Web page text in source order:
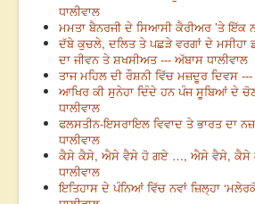
ਧਾਲੀਵਾਲ
ਮਮਤਾ ਬੈਨਰਜੀ ਦੇ ਸਿਆਸੀ ਕੈਰੀਅਰ ’ਤੇ ਇੱਕ
ਦੱਬੇ ਕੁਚਲੇ, ਦਲਿਤ ਤੇ ਪਛੜੇ ਵਰਗਾਂ ਦੇ ਮਸੀਹਾ
ਦਾ ਜੀਵਨ ਤੇ ਸ਼ਖਸੀਅਤ --- ਅੱਬਾਸ ਧਾਲੀਵਾਲ
ਤਾਜ ਮਹਿਲ ਦੀ ਰੌਸ਼ਨੀ ਵਿੱਚ ਮਜ਼ਦੂਰ ਦਿਵਸ ---
ਆਖਿਰ ਕੀ ਸੁਨੇਹਾ ਦਿੰਦੇ ਹਨ ਪੰਜ ਸੂਬਿਆਂ ਦੇ
ਧਾਲੀਵਾਲ
ਫਲਸਤੀਨ-ਇਸਰਾਇਲ ਵਿਵਾਦ ਤੇ ਭਾਰਤ ਦਾ
ਧਾਲੀਵਾਲ
ਕੈਸੇ ਕੈਸੇ, ਐਸੇ ਵੈਸੇ ਹੋ ਗਏ …, ਐਸੇ ਵੈਸੇ, ਕੈਸੇ
ਧਾਲੀਵਾਲ
ਇਤਿਹਾਸ ਦੇ ਪੰਨਿਆਂ ਵਿੱਚ ਨਵਾਂ ਜ਼ਿਲ੍ਹਾ